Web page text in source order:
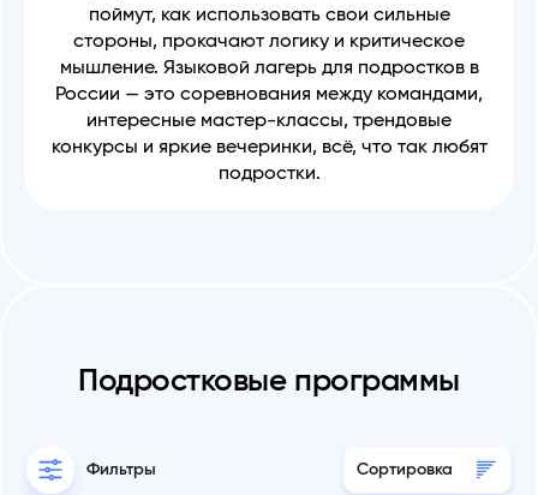
поймут, как использовать свои сильные
стороны, прокачают логику и критическое
мышление. Языковой лагерь для подростков в
России — это соревнования между командами,
интересные мастер-классы, трендовые
конкурсы и яркие вечеринки, всё, что так любят
подростки.
Подростковые программы
Фильтры Сортировка